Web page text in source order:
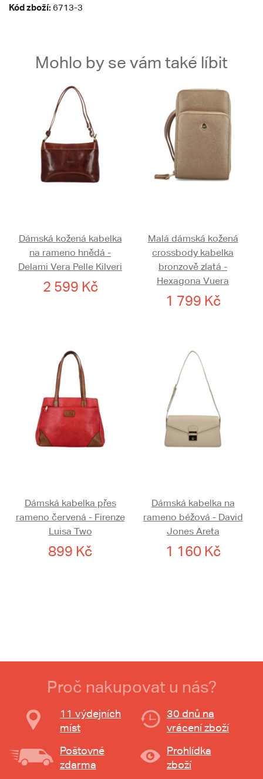
Kód zboží: 6713-3
Mohlo by se vám také líbit
Dámská kožená kabelka
na rameno hnědá -
Delami Vera Pelle Kilveri
2 599 Kč
Malá dámská kožená
crossbody kabelka
bronzově zlatá -
Hexagona Vuera
1 799 Kč
Dámská kabelka přes
rameno červená - Firenze
Luisa Two
899 Kč
Dámská kabelka na
rameno béžová - David
Jones Areta
1 160 Kč
Proč nakupovat u nás?
11 výdejních
míst
30 dnů na
vrácení zboží
Poštovné
zdarma
Prohlídka
zboží